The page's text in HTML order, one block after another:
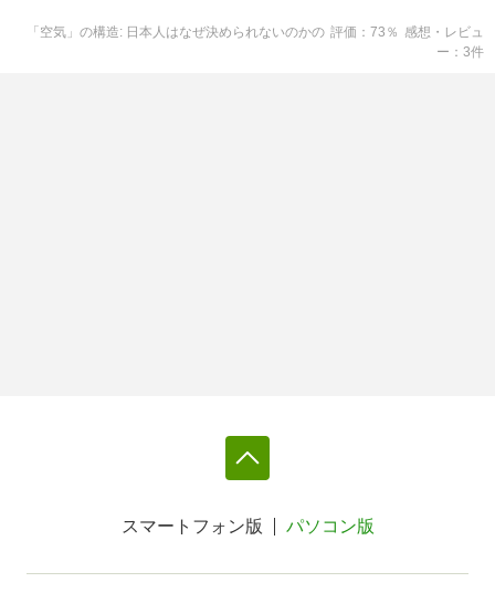
「空気」の構造: 日本人はなぜ決められないのかの 評価 73 ％ 感想・レビュ
ー
3件
スマートフォン版 パソコン版